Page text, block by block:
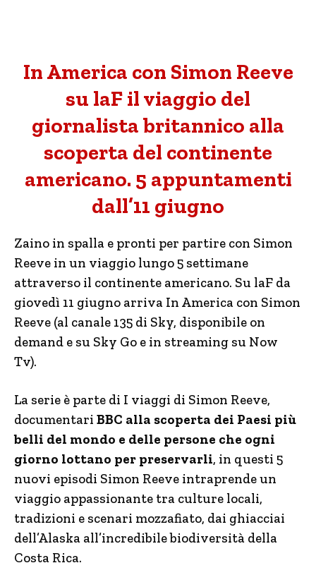
In America con Simon Reeve
su laF il viaggio del
giornalista britannico alla
scoperta del continente
americano. 5 appuntamenti
dall’11 giugno
Zaino in spalla e pronti per partire con Simon
Reeve in un viaggio lungo 5 settimane
attraverso il continente americano. Su laF da
giovedì 11 giugno arriva In America con Simon
Reeve (al canale 135 di Sky, disponibile on
demand e su Sky Go e in streaming su Now
Tv).
La serie è parte di I viaggi di Simon Reeve,
documentari BBC alla scoperta dei Paesi più
belli del mondo e delle persone che ogni
giorno lottano per preservarli, in questi 5
nuovi episodi Simon Reeve intraprende un
viaggio appassionante tra culture locali,
tradizioni e scenari mozzafiato, dai ghiacciai
dell’Alaska all’incredibile biodiversità della
Costa Rica.